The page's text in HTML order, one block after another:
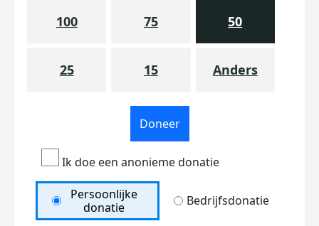
100 75 50
25 15 Anders
Doneer
Ik doe een anonieme donatie
Persoonlijke
donatie
Bedrijfsdonatie